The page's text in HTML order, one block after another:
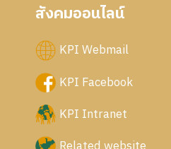
สังคมออนไลน์
KPI Webmail
KPI Facebook
KPI Intranet